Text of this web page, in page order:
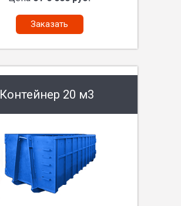
Заказать
Контейнер 20 м3